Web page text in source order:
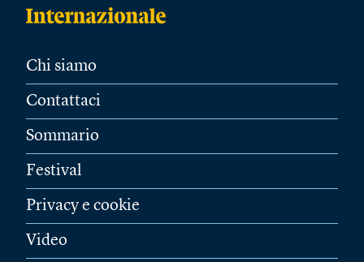
Chi siamo
Contattaci
Sommario
Festival
Privacy e cookie
Video